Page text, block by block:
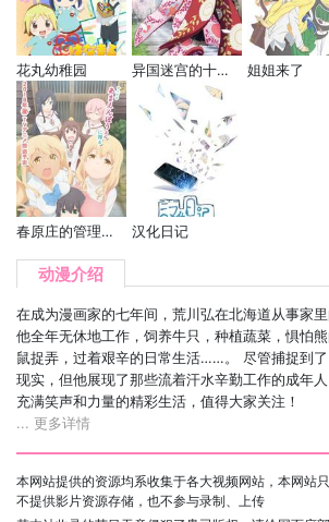
花丸幼稚园 异国迷宫的十字路口 姐姐来了
春原庄的管理人小姐 汉化日记
动漫介绍
在成为漫画家的七年间，荒川弘在北海道从事家里
他全年无休地工作，饲养牛只，种植蔬菜，惧怕
鼠捉弄，过着艰辛的日常生活……。 尽管捕捉到
现实，但他展现了那些流着汗水辛勤工作的成年人
充满笑声和力量的精彩生活，值得大家关注！
... 更多详情
本网站提供的资源均系收集于各大视频网站，本网站
不提供影片资源存储，也不参与录制、上传